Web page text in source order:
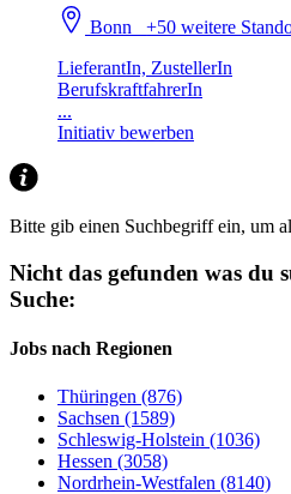
Bonn+50 weitere
LieferantIn, ZustellerIn
BerufskraftfahrerIn
...
Initiativ bewerben
Bitte gib einen Suchbegriff ein, um
Nicht das gefunden was du
Suche:
Jobs nach Regionen
Thüringen (876)
Sachsen (1589)
Schleswig-Holstein (1036)
Hessen (3058)
Nordrhein-Westfalen (8140)